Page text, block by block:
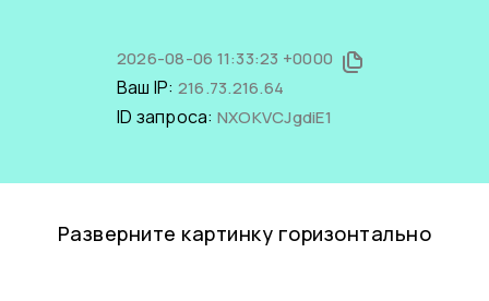
2026-08-06 11:33:23 +0000
Ваш IP: 216.73.216.64
ID запроса: NXOKVCJgdiE1
Разверните картинку горизонтально